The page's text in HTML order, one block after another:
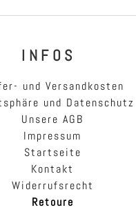
I N F O S
und Versandkosten
und Datenschutz
Unsere AGB
Impressum
Startseite
Kontakt
Widerrufsrecht
Retoure